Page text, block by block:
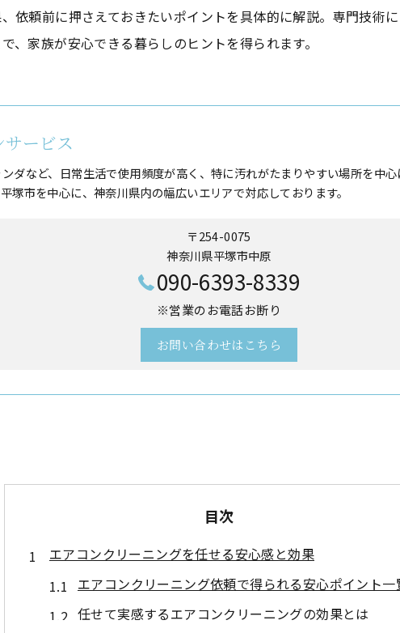
依頼前に押さえておきたいポイントを具体的に解説。専門技術
、家族が安心できる暮らしのヒントを得られます。
ービス
ダなど、日常生活で使用頻度が高く、特に汚れがたまりやすい場所を中
塚市を中心に、神奈川県内の幅広いエリアで対応しております。
〒254-0075
神奈川県平塚市中原
090-6393-8339
※営業のお電話お断り
お問い合わせはこちら
目次
エアコンクリーニングを任せる安心感と効果
エアコンクリーニング依頼で得られる安心ポイント一
任せて実感するエアコンクリーニングの効果とは